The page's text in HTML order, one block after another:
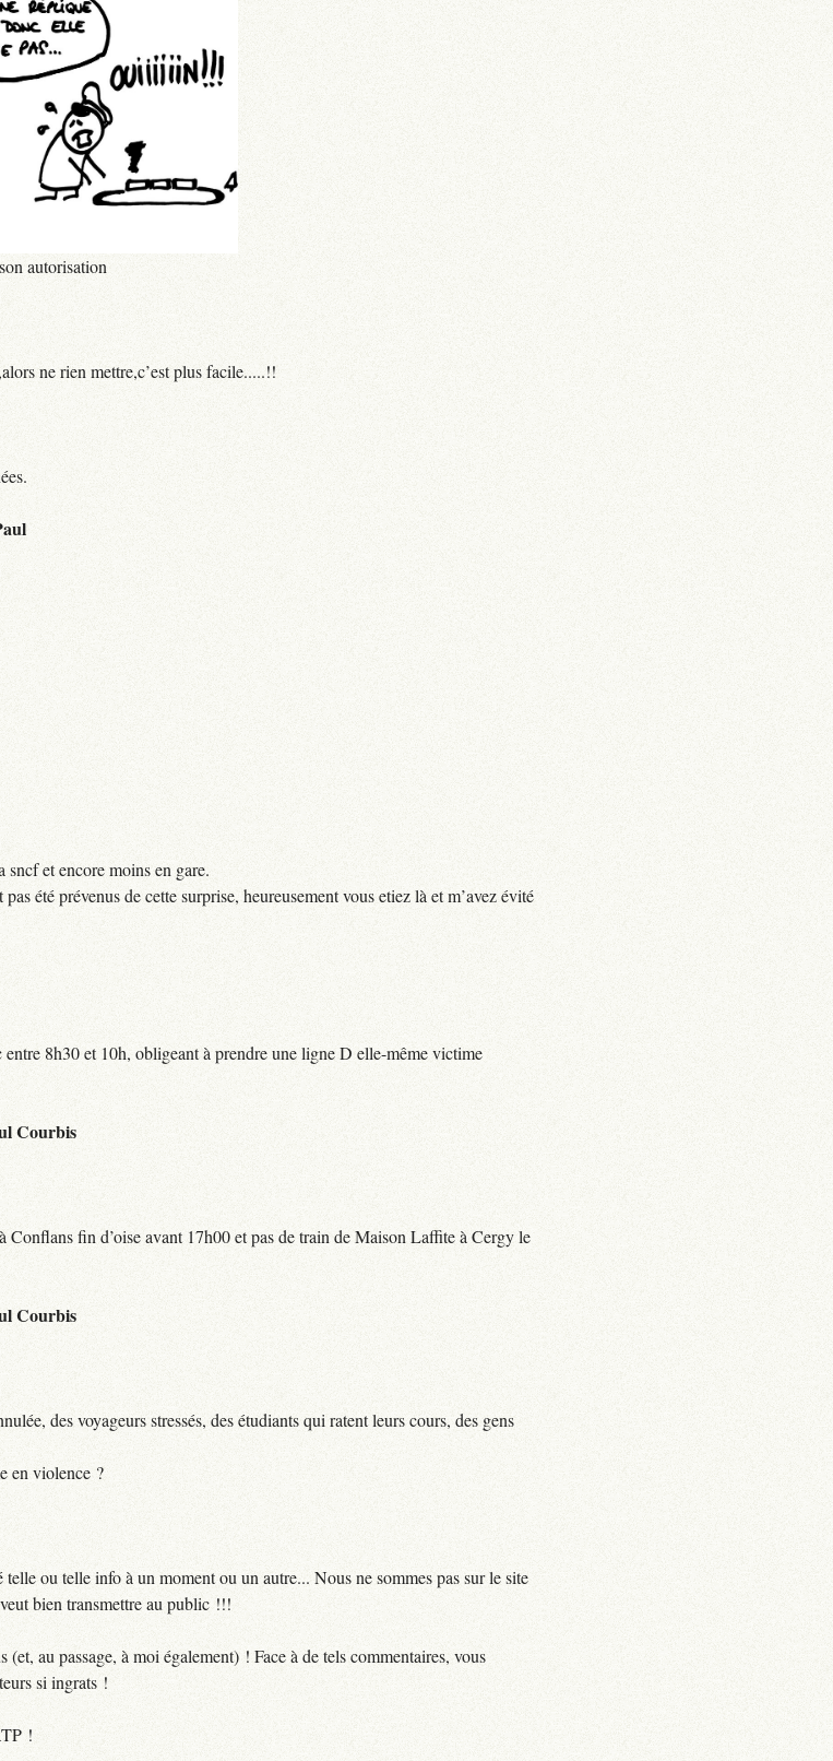
autorisation
ne rien mettre,c’est plus facile.....!!
sncf et encore moins en gare.
été prévenus de cette surprise, heureusement vous etiez là et m’avez évité
8h30 et 10h, obligeant à prendre une ligne D elle-même victime
Courbis
fin d’oise avant 17h00 et pas de train de Maison Laffite à Cergy le
Courbis
des voyageurs stressés, des étudiants qui ratent leurs cours, des gens
en violence ?
ou telle info à un moment ou un autre... Nous ne sommes pas sur le site
bien transmettre au public !!!
au passage, à moi également) ! Face à de tels commentaires, vous
si ingrats !
!